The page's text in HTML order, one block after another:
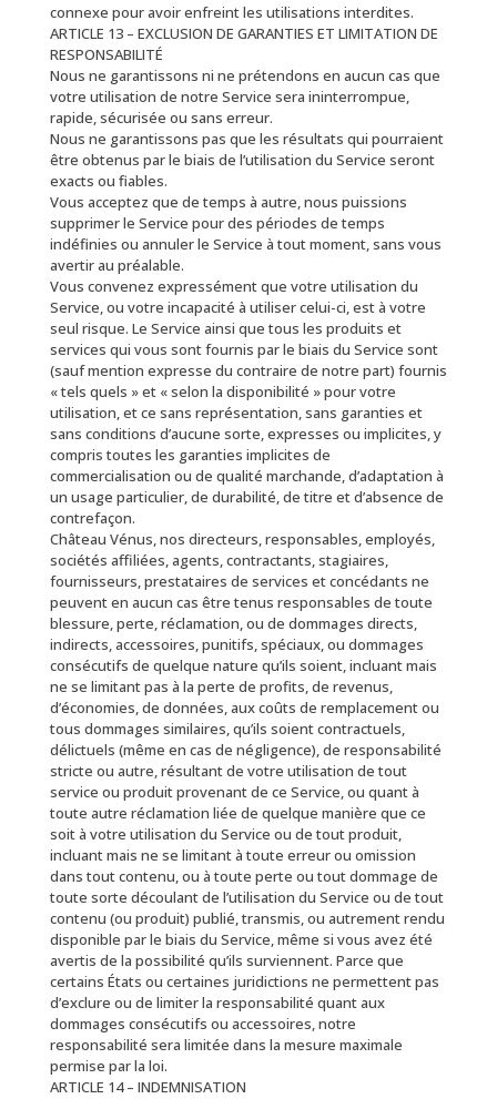
connexe pour avoir enfreint les utilisations interdites.
ARTICLE 13 – EXCLUSION DE GARANTIES ET LIMITATION DE
RESPONSABILITÉ
Nous ne garantissons ni ne prétendons en aucun cas que
votre utilisation de notre Service sera ininterrompue,
rapide, sécurisée ou sans erreur.
Nous ne garantissons pas que les résultats qui pourraient
être obtenus par le biais de l’utilisation du Service seront
exacts ou fiables.
Vous acceptez que de temps à autre, nous puissions
supprimer le Service pour des périodes de temps
indéfinies ou annuler le Service à tout moment, sans vous
avertir au préalable.
Vous convenez expressément que votre utilisation du
Service, ou votre incapacité à utiliser celui-ci, est à votre
seul risque. Le Service ainsi que tous les produits et
services qui vous sont fournis par le biais du Service sont
(sauf mention expresse du contraire de notre part) fournis
« tels quels » et « selon la disponibilité » pour votre
utilisation, et ce sans représentation, sans garanties et
sans conditions d’aucune sorte, expresses ou implicites, y
compris toutes les garanties implicites de
commercialisation ou de qualité marchande, d’adaptation à
un usage particulier, de durabilité, de titre et d’absence de
contrefaçon.
Château Vénus, nos directeurs, responsables, employés,
sociétés affiliées, agents, contractants, stagiaires,
fournisseurs, prestataires de services et concédants ne
peuvent en aucun cas être tenus responsables de toute
blessure, perte, réclamation, ou de dommages directs,
indirects, accessoires, punitifs, spéciaux, ou dommages
consécutifs de quelque nature qu’ils soient, incluant mais
ne se limitant pas à la perte de profits, de revenus,
d’économies, de données, aux coûts de remplacement ou
tous dommages similaires, qu’ils soient contractuels,
délictuels (même en cas de négligence), de responsabilité
stricte ou autre, résultant de votre utilisation de tout
service ou produit provenant de ce Service, ou quant à
toute autre réclamation liée de quelque manière que ce
soit à votre utilisation du Service ou de tout produit,
incluant mais ne se limitant à toute erreur ou omission
dans tout contenu, ou à toute perte ou tout dommage de
toute sorte découlant de l’utilisation du Service ou de tout
contenu (ou produit) publié, transmis, ou autrement rendu
disponible par le biais du Service, même si vous avez été
avertis de la possibilité qu’ils surviennent. Parce que
certains États ou certaines juridictions ne permettent pas
d’exclure ou de limiter la responsabilité quant aux
dommages consécutifs ou accessoires, notre
responsabilité sera limitée dans la mesure maximale
permise par la loi.
ARTICLE 14 – INDEMNISATION